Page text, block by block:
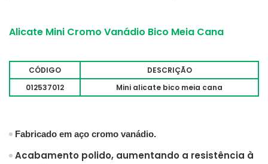
Alicate Mini Cromo Vanádio Bico Meia Cana
CÓDIGO
DESCRIÇÃO
012537012
Mini alicate bico meia cana
Fabricado em aço cromo vanádio.
Acabamento polido, aumentando a resistência à